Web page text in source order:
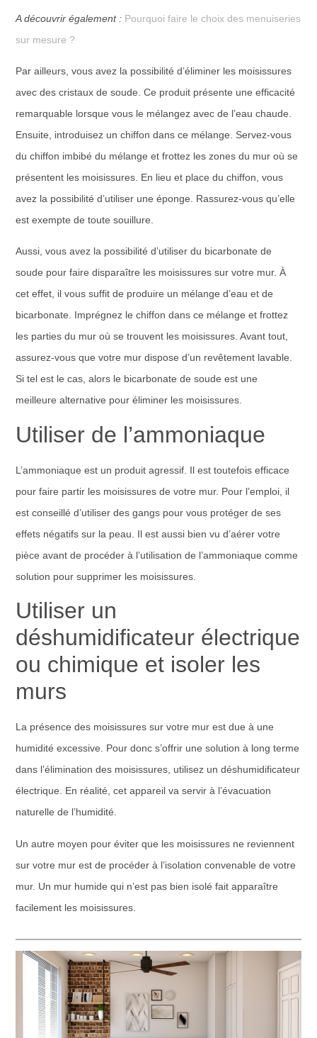
A découvrir également : Pourquoi faire le choix des menuiseries
sur mesure ?
Par ailleurs, vous avez la possibilité d’éliminer les moisissures
avec des cristaux de soude. Ce produit présente une efficacité
remarquable lorsque vous le mélangez avec de l’eau chaude.
Ensuite, introduisez un chiffon dans ce mélange. Servez-vous
du chiffon imbibé du mélange et frottez les zones du mur où se
présentent les moisissures. En lieu et place du chiffon, vous
avez la possibilité d’utiliser une éponge. Rassurez-vous qu’elle
est exempte de toute souillure.
Aussi, vous avez la possibilité d’utiliser du bicarbonate de
soude pour faire disparaître les moisissures sur votre mur. À
cet effet, il vous suffit de produire un mélange d’eau et de
bicarbonate. Imprégnez le chiffon dans ce mélange et frottez
les parties du mur où se trouvent les moisissures. Avant tout,
assurez-vous que votre mur dispose d’un revêtement lavable.
Si tel est le cas, alors le bicarbonate de soude est une
meilleure alternative pour éliminer les moisissures.
Utiliser de l’ammoniaque
L’ammoniaque est un produit agressif. Il est toutefois efficace
pour faire partir les moisissures de votre mur. Pour l’emploi, il
est conseillé d’utiliser des gangs pour vous protéger de ses
effets négatifs sur la peau. Il est aussi bien vu d’aérer votre
pièce avant de procéder à l’utilisation de l’ammoniaque comme
solution pour supprimer les moisissures.
Utiliser un
déshumidificateur électrique
ou chimique et isoler les
murs
La présence des moisissures sur votre mur est due à une
humidité excessive. Pour donc s’offrir une solution à long terme
dans l’élimination des moisissures, utilisez un déshumidificateur
électrique. En réalité, cet appareil va servir à l’évacuation
naturelle de l’humidité.
Un autre moyen pour éviter que les moisissures ne reviennent
sur votre mur est de procéder à l’isolation convenable de votre
mur. Un mur humide qui n’est pas bien isolé fait apparaître
facilement les moisissures.